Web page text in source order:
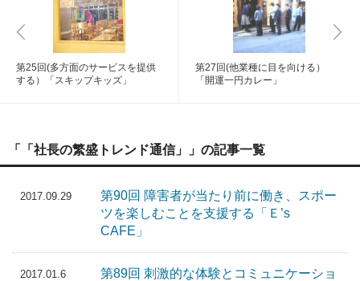
第25回(多方面のサービスを提供
する）「スキップキッズ」
第27回(他業種に目を向ける）
「開運一円カレー」
「「社長の繁盛トレンド通信」」の記事一覧
2017.09.29
第90回 障害者が当たり前に働き、スポー
ツを楽しむことを支援する「Ｅ’s
CAFE」
2017.01.6
第89回 刺激的な体験とコミュニケーショ